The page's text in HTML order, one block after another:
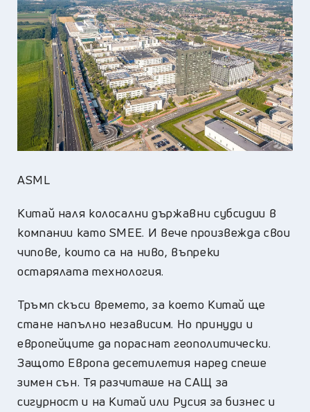
ASML
Китай наля колосални държавни субсидии в
компании като SMEE. И вече произвежда свои
чипове, които са на ниво, въпреки
остарялата технология.
Тръмп скъси времето, за което Китай ще
стане напълно независим. Но принуди и
европейците да пораснат геополитически.
Защото Европа десетилетия наред спеше
зимен сън. Тя разчиташе на САЩ за
сигурност и на Китай или Русия за бизнес и